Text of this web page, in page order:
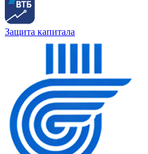
Защита капитала